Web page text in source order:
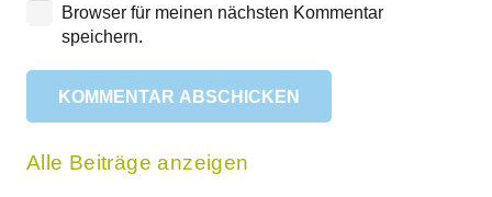
Browser für meinen nächsten Kommentar
speichern.
KOMMENTAR ABSCHICKEN
Alle Beiträge anzeigen